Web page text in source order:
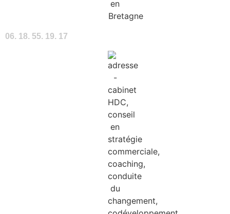
06. 18. 55. 19. 17